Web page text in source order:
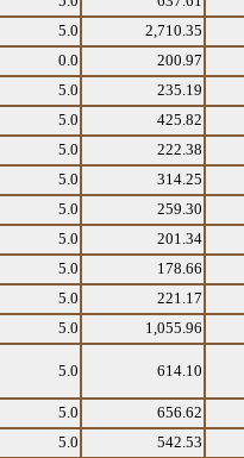
5.0 2,710.35
0.0 200.97
5.0 235.19
5.0 425.82
5.0 222.38
5.0 314.25
5.0 259.30
5.0 201.34
5.0 178.66
5.0 221.17
5.0 1,055.96
5.0 614.10
5.0 656.62
5.0 542.53